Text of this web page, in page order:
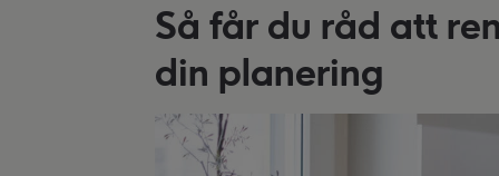
Så får du råd att
din planering